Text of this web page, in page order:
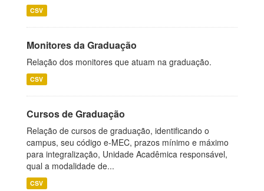
CSV
Monitores da Graduação
Relação dos monitores que atuam na graduação.
CSV
Cursos de Graduação
Relação de cursos de graduação, identificando o
campus, seu código e-MEC, prazos mínimo e máximo
para integralização, Unidade Acadêmica responsável,
qual a modalidade de...
CSV